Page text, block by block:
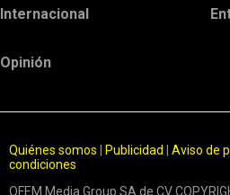
Internacional
Opinión
Quiénes somos Publicidad Aviso de
condiciones
OFEM Media Group SA de CV